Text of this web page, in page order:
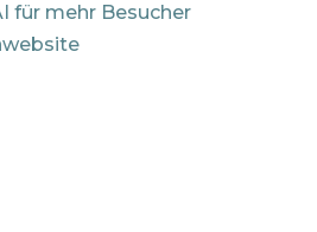
für mehr Besucher